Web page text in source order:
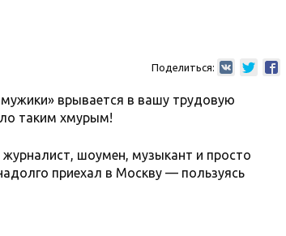
Поделиться:
врывается в вашу трудовую
таким хмурым!
шоумен, музыкант и просто
приехал в Москву — пользуясь